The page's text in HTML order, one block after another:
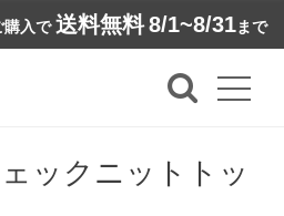
購入で 送料無料8/1~8/31まで
ックニットトッ